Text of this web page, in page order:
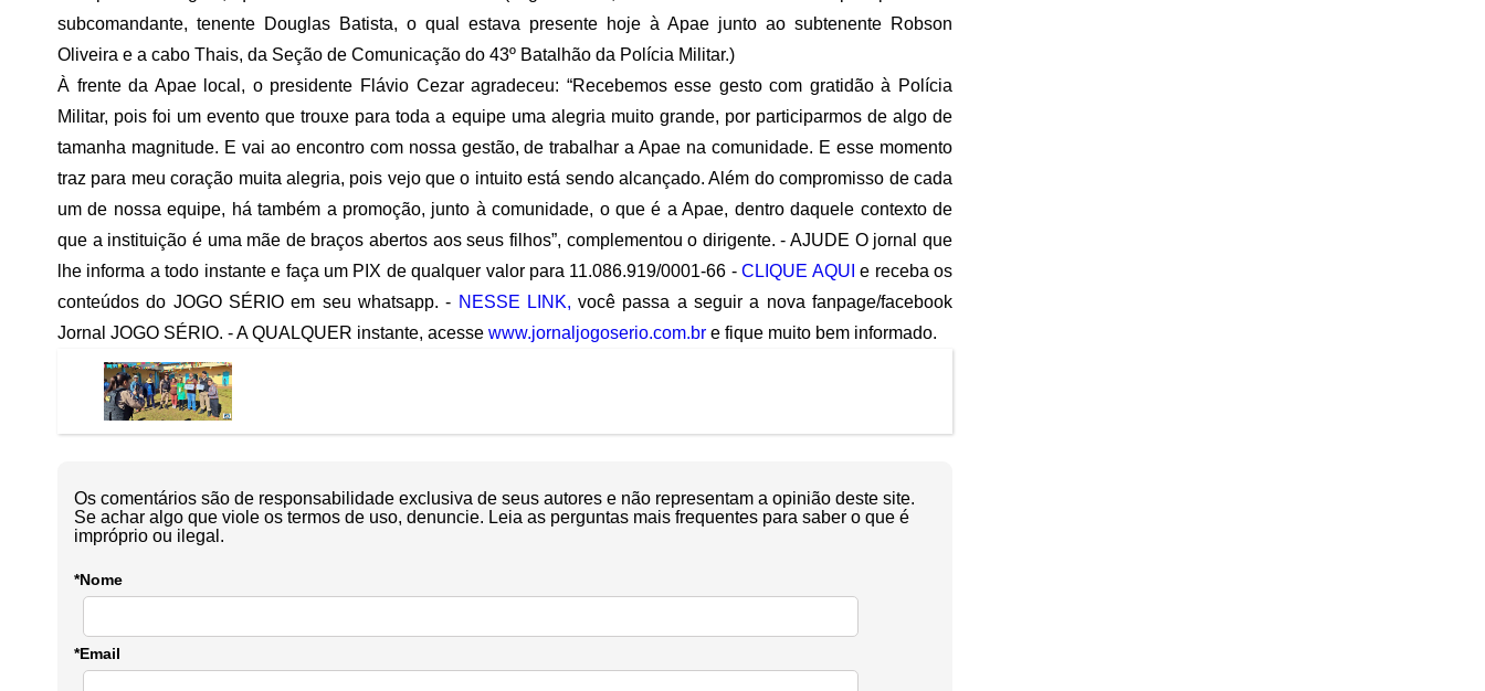
subcomandante, tenente Douglas Batista, o qual estava presente hoje à Apae junto ao subtenente Robson
Oliveira e a cabo Thais, da Seção de Comunicação do 43º Batalhão da Polícia Militar.)
À frente da Apae local, o presidente Flávio Cezar agradeceu: “Recebemos esse gesto com gratidão à Polícia
Militar, pois foi um evento que trouxe para toda a equipe uma alegria muito grande, por participarmos de algo de
tamanha magnitude. E vai ao encontro com nossa gestão, de trabalhar a Apae na comunidade. E esse momento
traz para meu coração muita alegria, pois vejo que o intuito está sendo alcançado. Além do compromisso de cada
um de nossa equipe, há também a promoção, junto à comunidade, o que é a Apae, dentro daquele contexto de
que a instituição é uma mãe de braços abertos aos seus filhos”, complementou o dirigente. - AJUDE O jornal que
lhe informa a todo instante e faça um PIX de qualquer valor para 11.086.919/0001-66 -CLIQUE AQUI e receba os
conteúdos do JOGO SÉRIO em seu whatsapp. - NESSE LINK, você passa a seguir a nova fanpage/facebook
Jornal JOGO SÉRIO. - A QUALQUER instante, acesse www.jornaljogoserio.com.br e fique muito bem informado.
Os comentários são de responsabilidade exclusiva de seus autores e não representam a opinião deste site.
Se achar algo que viole os termos de uso, denuncie. Leia as perguntas mais frequentes para saber o que é
impróprio ou ilegal.
*Nome
*Email